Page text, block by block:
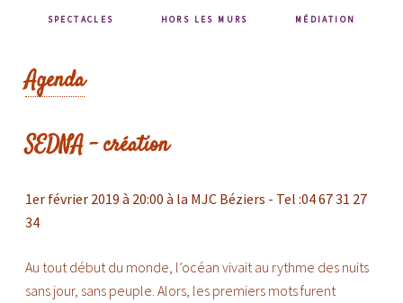
SPECTACLES HORS LES MURS MÉDIATION
Agenda
SEDNA - création
1er février 2019 à 20:00 à la MJC Béziers - Tel :04 67 31 27
34
Au tout début du monde, l’océan vivait au rythme des nuits
sans jour, sans peuple. Alors, les premiers mots furent